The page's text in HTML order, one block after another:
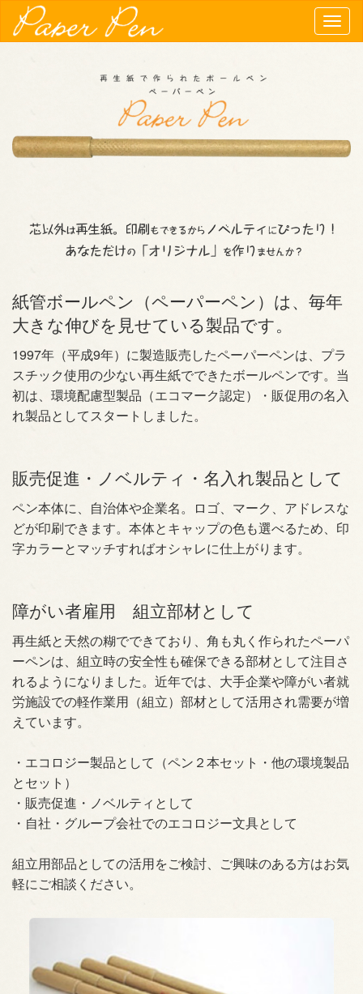
紙管ボールペン（ペーパーペン）は、毎年
大きな伸びを見せている製品です。
1997年（平成9年）に製造販売したペーパーペンは、プラ
スチック使用の少ない再生紙でできたボールペンです。当
初は、環境配慮型製品（エコマーク認定）・販促用の名入
れ製品としてスタートしました。
販売促進・ノベルティ・名入れ製品として
ペン本体に、自治体や企業名。ロゴ、マーク、アドレスな
どが印刷できます。本体とキャップの色も選べるため、印
字カラーとマッチすればオシャレに仕上がります。
障がい者雇用 組立部材として
再生紙と天然の糊でできており、角も丸く作られたペーパ
ーペンは、組立時の安全性も確保できる部材として注目さ
れるようになりました。近年では、大手企業や障がい者就
労施設での軽作業用（組立）部材として活用され需要が増
えています。
・エコロジー製品として（ペン２本セット・他の環境製品
とセット）
・販売促進・ノベルティとして
・自社・グループ会社でのエコロジー文具として
組立用部品としての活用をご検討、ご興味のある方はお気
軽にご相談ください。